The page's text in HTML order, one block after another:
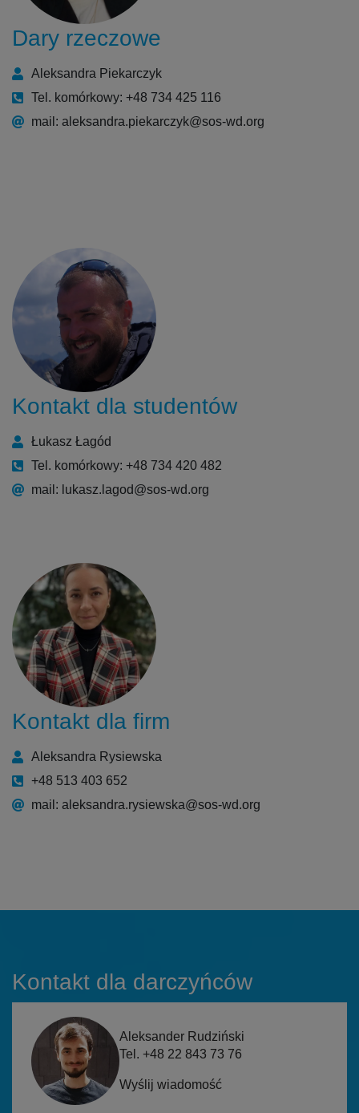
Dary rzeczowe
Aleksandra Piekarczyk
Tel. komórkowy: +48 734 425 116
mail: aleksandra.piekarczyk@sos-wd.org
Kontakt dla studentów
Łukasz Łagód
Tel. komórkowy: +48 734 420 482
mail: lukasz.lagod@sos-wd.org
Kontakt dla firm
Aleksandra Rysiewska
+48 513 403 652
mail: aleksandra.rysiewska@sos-wd.org
Kontakt dla darczyńców
Aleksander Rudziński
Tel. +48 22 843 73 76
Wyślij wiadomość